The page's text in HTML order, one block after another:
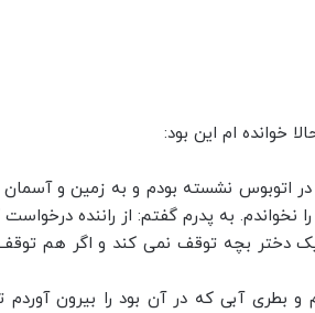
خوانده ام این بود:
در اتوبوس نشسته بودم و به زمین و
نخواندم. به پدرم گفتم: از راننده
دختر بچه توقف نمی کند و اگر هم
و بطری آبی که در آن بود را بیرون